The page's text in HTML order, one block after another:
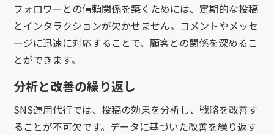
フォロワーとの信頼関係を築くためには、定期的な投稿
とインタラクションが欠かせません。コメントやメッセ
ージに迅速に対応することで、顧客との関係を深めるこ
とができます。
分析と改善の繰り返し
SNS運用代行では、投稿の効果を分析し、戦略を改善す
ることが不可欠です。データに基づいた改善を繰り返す